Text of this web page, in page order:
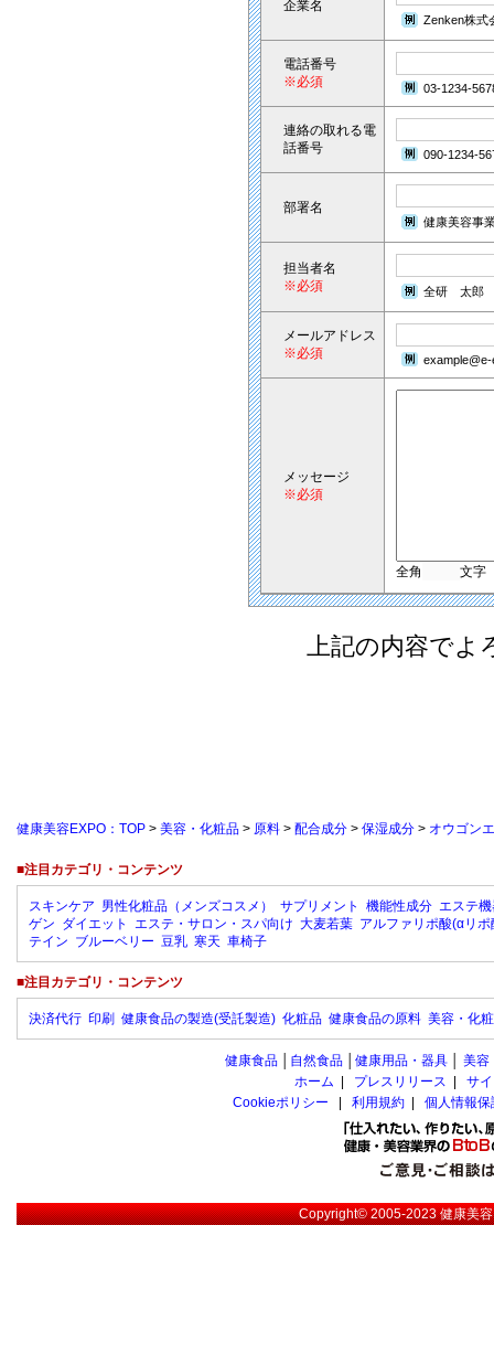
企業名
Zenken株式
電話番号
※必須
03-1234-
連絡の取れる電
話番号
090-1234-
部署名
健康美容事
担当者名
※必須
全研 太郎
メールアドレス
※必須
メッセージ
※必須
全角 文字
上記の内容でよ
健康美容EXPO：TOP > 美容・化粧品 > 原料 > 配合成分 > 保湿成分 > オウゴン
■注目カテゴリ・コンテンツ
スキンケア 男性化粧品（メンズコスメ） サプリメント 機能性成分 エステ
ゲン ダイエット エステ・サロン・スパ向け 大麦若葉 アルファリポ酸(αリポ
テイン ブルーベリー 豆乳 寒天 車椅子
■注目カテゴリ・コンテンツ
決済代行 印刷 健康食品の製造(受託製造) 化粧品 健康食品の原料 美容・化
健康食品 自然食品 健康用品・器具 美容
ホーム
プレスリリース
サ
Cookieポリシー
利用規約 個人情報
Copyright© 2005-2023健康美